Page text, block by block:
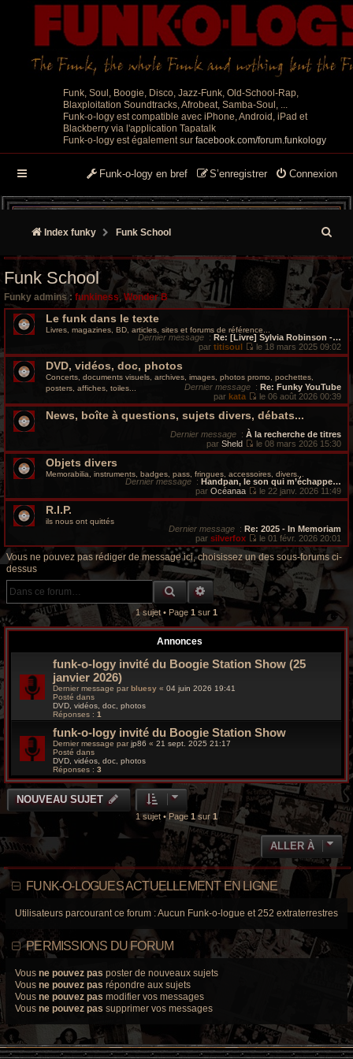
Funk, Soul, Boogie, Disco, Jazz-Funk, Old-School-Rap,
Blaxploitation Soundtracks, Afrobeat, Samba-Soul, ...
Funk-o-logy est compatible avec iPhone, Android, iPad et
Blackberry via l'application Tapatalk
Funk-o-logy est également sur facebook.com/forum.funkology
Connexion
S’enregistrer
Funk-o-logy en bref
Index funky Funk School
e
h
r
h
e
r
o
v
Funk School
Funky admins : funkiness, Wonder B
Le funk dans le texte
Livres, magazines, BD, articles, sites et forums de référence...
Dernier message : Re: [Livre] Sylvia Robinson -…
par titisoul
V
r
l
e
e
r
n
i
m
e
s
e
le 18 mars 2025 09:02
DVD, vidéos, doc, photos
Concerts, documents visuels, archives, images, photos promo, pochettes,
posters, affiches, toiles...
Dernier message : Re: Funky YouTube
par kata
V
o
r
l
e
e
r
n
i
m
e
s
s
a
le 06 août 2026 00:39
News, boîte à questions, sujets divers, débats...
Dernier message : À la recherche de titres
par Sheld
V
r
l
e
r
n
i
e
r
m
e
s
g
e
le 08 mars 2026 15:30
Objets divers
Memorabilia, instruments, badges, pass, fringues, accessoires, divers...
Dernier message : Handpan, le son qui m’échappe…
par Océanaa
V
r
e
d
e
e
m
e
a
g
le 22 janv. 2026 11:49
R.I.P.
ils nous ont quittés
Dernier message : Re: 2025 - In Memoriam
par silverfox
V
o
i
e
d
n
r
m
le 01 févr. 2026 20:01
Vous ne pouvez pas rédiger de message ici, choisissez un des sous-forums ci-
dessus
RECHERCHE GROOVY
RECHERCHE AVANCÉE
1 sujet • Page 1 sur 1
Annonces
funk-o-logy invité du Boogie Station Show (25
janvier 2026)
Dernier message par bluesy « 04 juin 2026 19:41
Posté dans
DVD, vidéos, doc, photos
Réponses : 1
funk-o-logy invité du Boogie Station Show
Dernier message parjp86 « 21 sept. 2025 21:17
Posté dans
DVD, vidéos, doc, photos
Réponses : 3
NOUVEAU SUJET
1 sujet • Page 1sur 1
ALLER À
FUNK-O-LOGUES ACTUELLEMENT EN LIGNE
Utilisateurs parcourant ce forum : Aucun Funk-o-logue et 252 extraterrestres
PERMISSIONS DU FORUM
Vous ne pouvez pas poster de nouveaux sujets
Vous ne pouvez pas répondre aux sujets
Vous ne pouvez pas modifier vos messages
Vous ne pouvez pas supprimer vos messages